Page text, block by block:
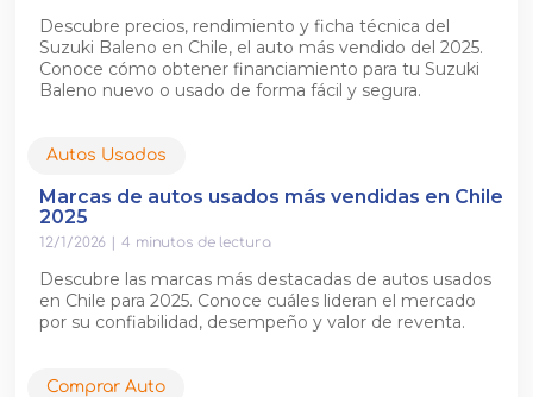
Descubre precios, rendimiento y ficha técnica del
Suzuki Baleno en Chile, el auto más vendido del 2025.
Conoce cómo obtener financiamiento para tu Suzuki
Baleno nuevo o usado de forma fácil y segura.
Autos Usados
Marcas de autos usados más vendidas en Chile
2025
12/1/2026 4 minutos de lectura
Descubre las marcas más destacadas de autos usados
en Chile para 2025. Conoce cuáles lideran el mercado
por su confiabilidad, desempeño y valor de reventa.
Comprar Auto